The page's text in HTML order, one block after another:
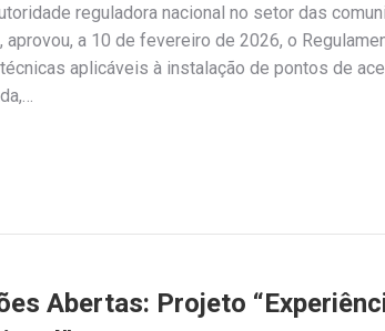
reguladora nacional no setor das
aprovou, a 10 de fevereiro de 2026, o
aplicáveis à instalação de pontos de
Abertas: Projeto